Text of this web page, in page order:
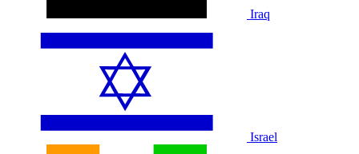
Iraq
Israel